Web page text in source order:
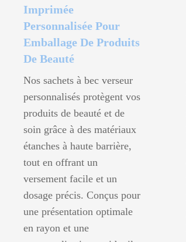
Imprimée
Personnalisée Pour
Emballage De Produits
De Beauté
Nos sachets à bec verseur
personnalisés protègent vos
produits de beauté et de
soin grâce à des matériaux
étanches à haute barrière,
tout en offrant un
versement facile et un
dosage précis. Conçus pour
une présentation optimale
en rayon et une